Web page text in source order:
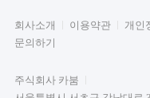
회사소개 이용약관 개인
문의하기
주식회사 카붐